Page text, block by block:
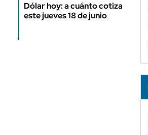
Dólar hoy: a cuánto cotiza
este jueves 18 de junio